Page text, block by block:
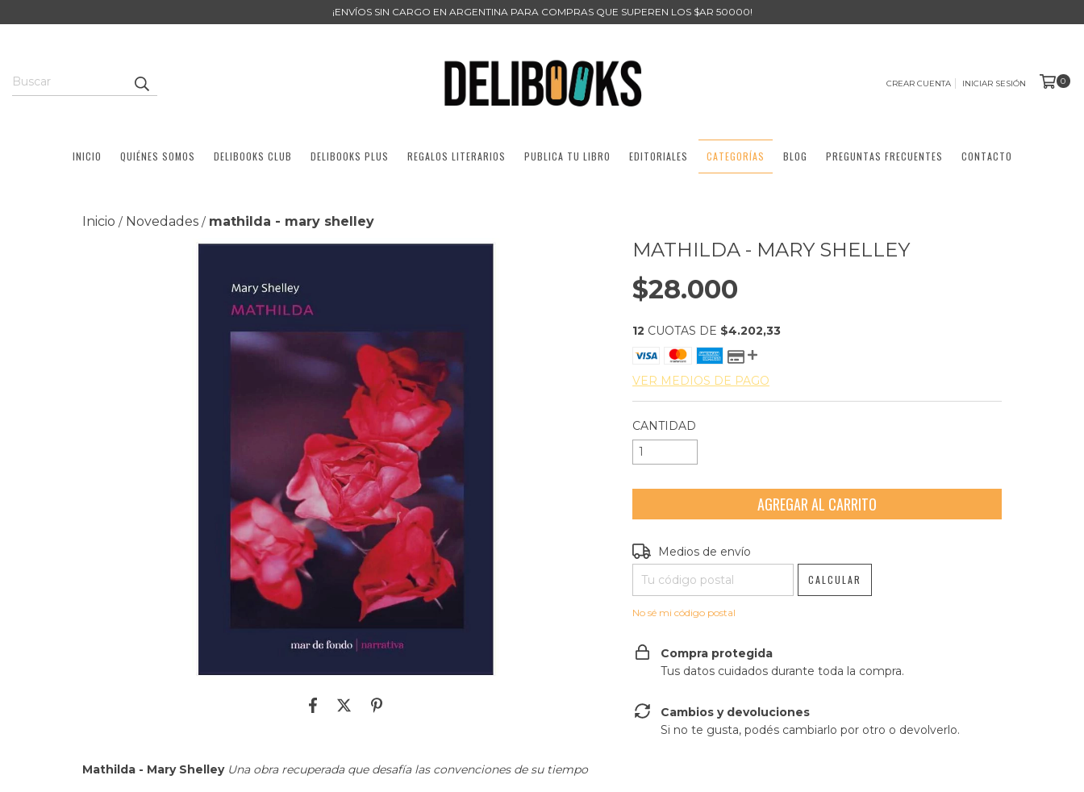
¡ENVÍOS SIN CARGO EN ARGENTINA PARA COMPRAS QUE SUPEREN LOS $AR 50000!
CREAR CUENTA INICIAR SESIÓN 0
INICIO QUIÉNES SOMOS DELIBOOKS CLUB DELIBOOKS PLUS REGALOS LITERARIOS PUBLICA TU LIBRO EDITORIALES CATEGORÍAS BLOG PREGUNTAS FRECUENTES CONTACTO
Inicio / Novedades / mathilda - mary shelley
Mathilda - Mary Shelley Una obra recuperada que desafía las convenciones de su tiempo
MATHILDA - MARY SHELLEY
$28.000
12 CUOTAS DE $4.202,33
VER MEDIOS DE PAGO
CANTIDAD
Entregas para el CP:
Medios de envío
CALCULAR
No sé mi código postal
Compra protegida
Tus datos cuidados durante toda la compra.
Cambios y devoluciones
Si no te gusta, podés cambiarlo por otro o devolverlo.